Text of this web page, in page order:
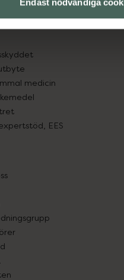
läkemedel
medicin
EES